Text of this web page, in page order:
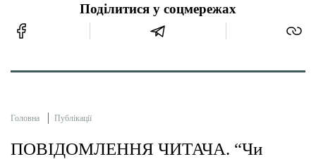
Поділитися у соцмережах
Головна Публікації
ПОВІДОМЛЕННЯ ЧИТАЧА. “Чи